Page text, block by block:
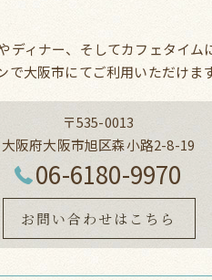
ディナー、そしてカフェタイ
大阪市にてご利用いただけます
〒535-0013
大阪府大阪市旭区森小路2-8-19
06-6180-9970
お問い合わせはこちら